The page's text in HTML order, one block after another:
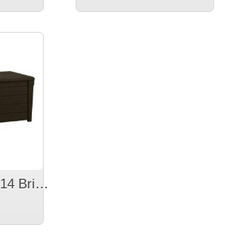
Keter 171944514 Brightwood Πλαστικό μπαούλο αποθήκευσης 455Lt